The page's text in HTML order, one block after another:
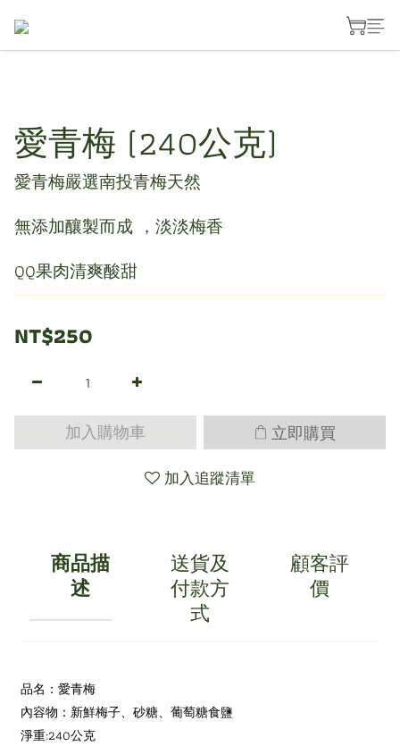
愛青梅 (240公克)
愛青梅嚴選南投青梅天然
無添加釀製而成 ，淡淡梅香
QQ果肉清爽酸甜
NT$250
加入購物車 立即購買
加入追蹤清單
商品描
述
送貨及
付款方
式
顧客評
價
品名：愛青梅
內容物：新鮮梅子、砂糖、葡萄糖食鹽
淨重:240公克